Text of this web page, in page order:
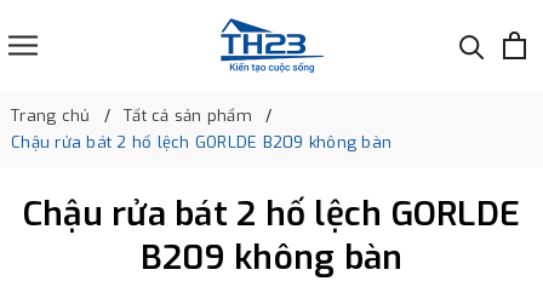
Trang chủ
Tất cả sản phẩm
Chậu rửa bát 2 hố lệch GORLDE B209 không bàn
Chậu rửa bát 2 hố lệch GORLDE
B209 không bàn